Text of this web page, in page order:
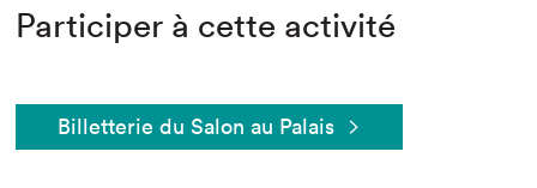
Participer à cette activité
Billetterie du Salon au Palais